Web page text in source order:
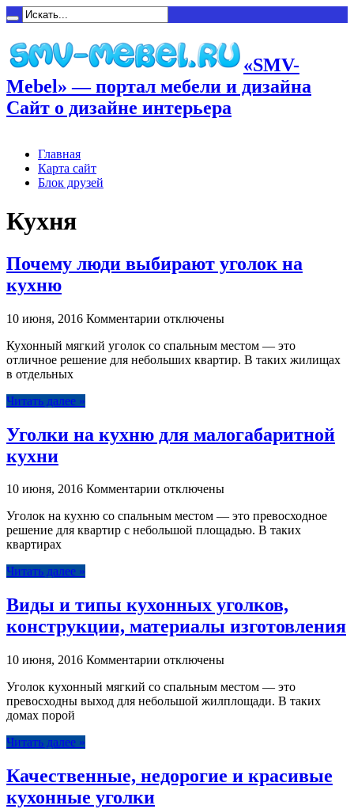
«SMV-
Mebel» — портал мебели и дизайна
Сайт о дизайне интерьера
Главная
Карта сайт
Блок друзей
Кухня
Почему люди выбирают уголок на
кухню
10 июня, 2016 Комментарии к
Почему
люди
отключены
Кухонный мягкий уголок со спальным местом — это
отличное решение для небольших квартир. В таких жилищах
в отдельных
Читать далее »
Уголки на кухню для малогабаритной
кухни
10 июня, 2016 Комментарии к
Уголки
на
отключены
Уголок на кухню со спальным местом — это превосходное
решение для квартир с небольшой площадью. В таких
квартирах
Читать далее »
Виды и типы кухонных уголков,
конструкции, материалы изготовления
10 июня, 2016 Комментарии к
Виды
и
материалы
изготовления
отключены
Уголок кухонный мягкий со спальным местом — это
превосходны выход для небольшой жилплощади. В таких
домах порой
Читать далее »
Качественные, недорогие и красивые
кухонные уголки